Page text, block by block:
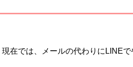
在では、メールの代わりにLINEで